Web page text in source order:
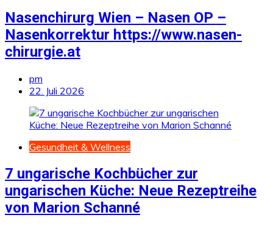
Nasenchirurg Wien – Nasen OP –
Nasenkorrektur https://www.nasen-
chirurgie.at
pm
22. Juli 2026
Gesundheit & Wellness
7 ungarische Kochbücher zur
ungarischen Küche: Neue Rezeptreihe
von Marion Schanné